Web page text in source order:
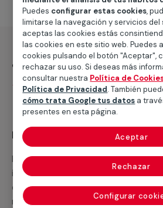
¿Qué incluye?
Desplazamiento
Recuerda que en MULTIMAP
Podemos ofrecer cualquier
incluyendo todo lo que necesites:
equipamientos,
necesitas cuando te llamemos.
Puedes configurar estas cookies,
limitarse la navegación y servicios del
aceptas las cookies estás
las cookies en este sitio web. Puedes
cookies pulsando el botón "Aceptar",
rechazar su uso. Si deseas más
consultar nuestra Política de
Política de Privacidad. También
cómo trata Google tus datos a
presentes en esta página.
Configurar
Rechazar
Aceptar